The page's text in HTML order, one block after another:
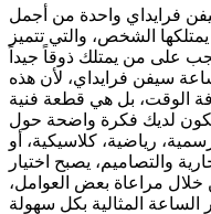
فرايداي واحدة من أجمل
الشخص، والتي تتميز
يجب على من يمتلك ذوقاً جيداً
سيفن فرايداي، لأن هذه
الوقت، بل هي قطعة فنية
لديك فكرة واضحة حول
رياضية، كلاسيكية، أو
والتصاميم، يصبح اختيار
خلال مراعاة بعض العوامل،